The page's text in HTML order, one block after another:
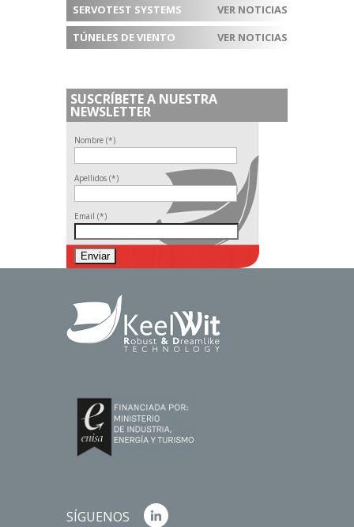
SERVOTEST SYSTEMS
VER NOTICIAS
TÚNELES DE VIENTO
VER NOTICIAS
SUSCRÍBETE A NUESTRA
NEWSLETTER
Nombre (*)
Apellidos (*)
Email (*)
SÍGUENOS